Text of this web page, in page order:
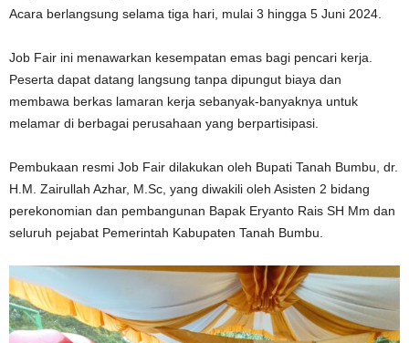
Acara berlangsung selama tiga hari, mulai 3 hingga 5 Juni 2024.
Job Fair ini menawarkan kesempatan emas bagi pencari kerja.
Peserta dapat datang langsung tanpa dipungut biaya dan
membawa berkas lamaran kerja sebanyak-banyaknya untuk
melamar di berbagai perusahaan yang berpartisipasi.
Pembukaan resmi Job Fair dilakukan oleh Bupati Tanah Bumbu, dr.
H.M. Zairullah Azhar, M.Sc, yang diwakili oleh Asisten 2 bidang
perekonomian dan pembangunan Bapak Eryanto Rais SH Mm dan
seluruh pejabat Pemerintah Kabupaten Tanah Bumbu.